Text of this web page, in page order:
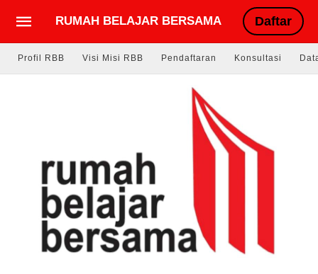
RUMAH BELAJAR BERSAMA Daftar
Profil RBB Visi Misi RBB Pendaftaran Konsultasi